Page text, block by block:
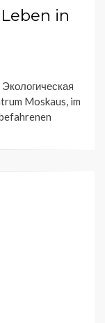
in
Moskaus, im